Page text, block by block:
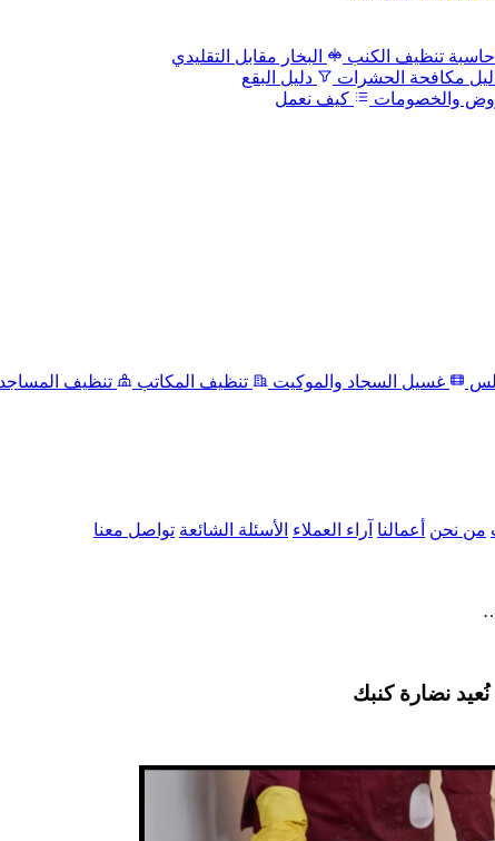
حاسبة تنظيف الكنب
البخار مقابل التقليدي
مكافحة الحشرات
دليل البقع
والخصومات
كيف نعمل
غسيل السجاد والموكيت تنظيف المكاتب تنظيف المساجد
من نحن أعمالنا آراء العملاء الأسئلة الشائعة تواصل معنا